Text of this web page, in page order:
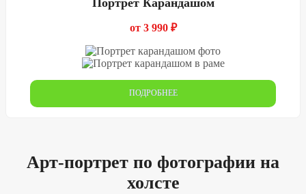
Портрет Карандашом
от 3 990 ₽
ПОДРОБНЕЕ
Арт-портрет по фотографии на
холсте